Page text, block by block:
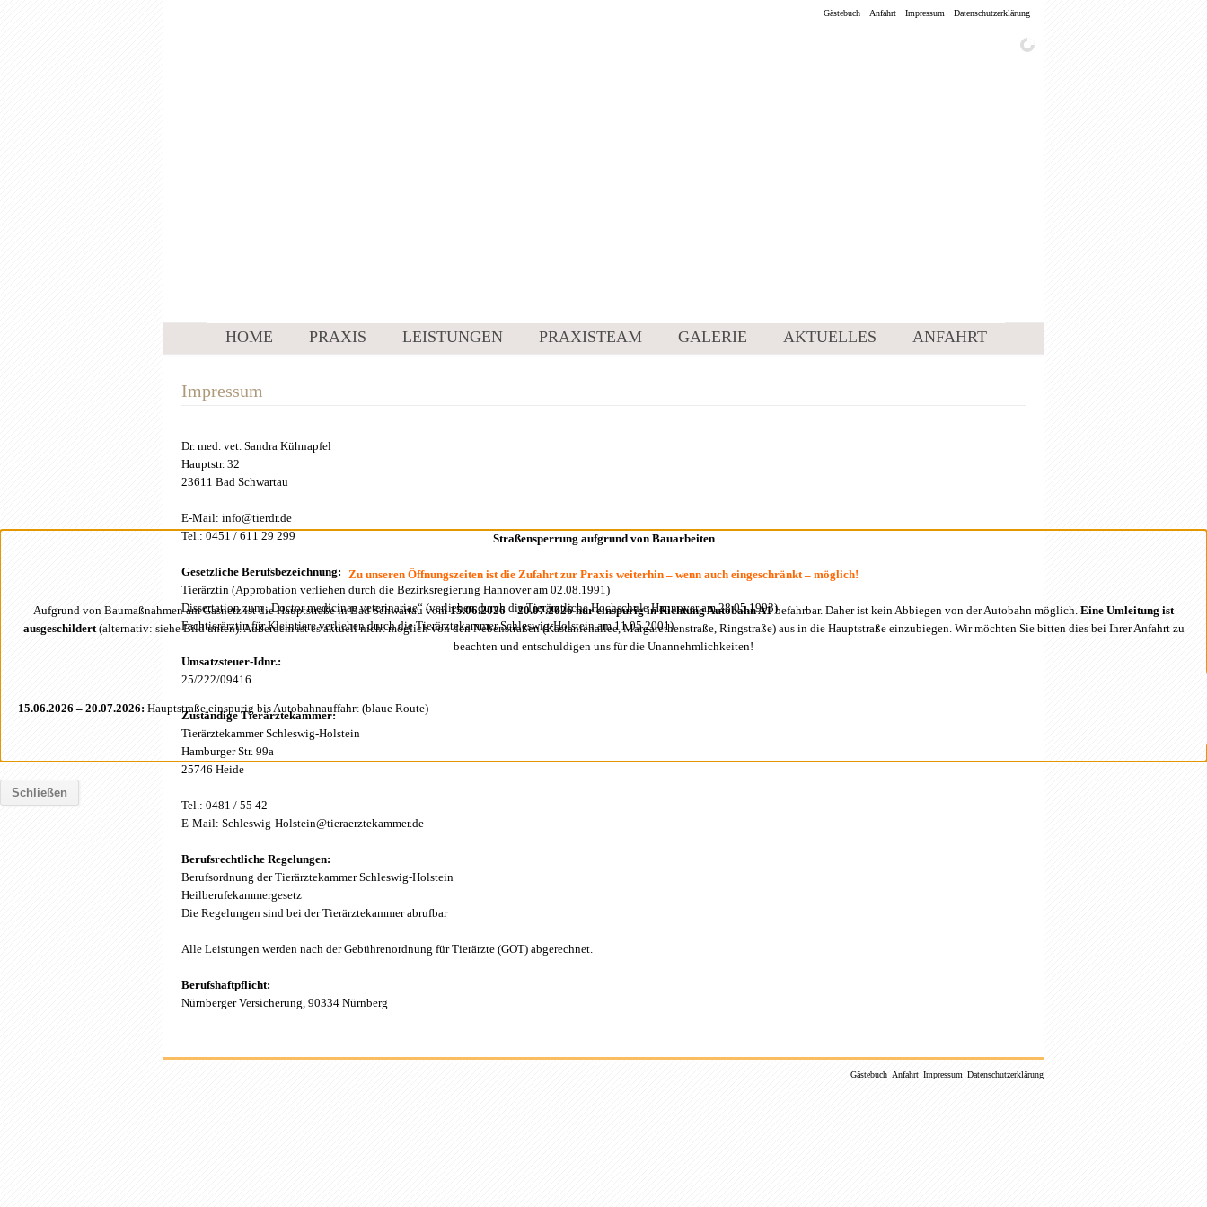
Gästebuch Anfahrt Impressum Datenschutzerklärung
HOME PRAXIS LEISTUNGEN PRAXISTEAM GALERIE AKTUELLES ANFAHRT
Impressum
Dr. med. vet. Sandra Kühnapfel
Hauptstr. 32
23611 Bad Schwartau
E-Mail: info@tierdr.de
Tel.: 0451 / 611 29 299
Gesetzliche Berufsbezeichnung:
Tierärztin (Approbation verliehen durch die Bezirksregierung Hannover am 02.08.1991)
Dissertation zum „Doctor medicinae veterinariae“ (verliehen durch die Tierärztliche Hochschule Hannover am 28.05.1993)
Fachtierärztin für Kleintiere verliehen durch die Tierärztekammer Schleswig-Holstein am 11.05.2001)
Umsatzsteuer-Idnr.:
25/222/09416
Zuständige Tierärztekammer:
Tierärztekammer Schleswig-Holstein
Hamburger Str. 99a
25746 Heide
Tel.: 0481 / 55 42
E-Mail: Schleswig-Holstein@tieraerztekammer.de
Berufsrechtliche Regelungen:
Berufsordnung der Tierärztekammer Schleswig-Holstein
Heilberufekammergesetz
Die Regelungen sind bei der Tierärztekammer abrufbar
Alle Leistungen werden nach der Gebührenordnung für Tierärzte (GOT) abgerechnet.
Berufshaftpflicht:
Nürnberger Versicherung, 90334 Nürnberg
Gästebuch Anfahrt Impressum Datenschutzerklärung
Straßensperrung aufgrund von Bauarbeiten
Zu unseren Öffnungszeiten ist die Zufahrt zur Praxis weiterhin – wenn auch eingeschränkt – möglich!
Aufgrund von Baumaßnahmen am Gasnetz ist die Hauptstraße in Bad Schwartau vom15.06.2026 – 20.07.2026 nur einspurig in Richtung Autobahn A1befahrbar. Daher ist kein Abbiegen von der Autobahn möglich. Eine Umleitung ist
ausgeschildert(alternativ: siehe Bild unten). Außerdem ist es aktuell nicht möglich von den Nebenstraßen (Kastanienallee, Margarethenstraße, Ringstraße) aus in die Hauptstraße einzubiegen. Wir möchten Sie bitten dies bei Ihrer Anfahrt zu
beachten und entschuldigen uns für die Unannehmlichkeiten!
15.06.2026 – 20.07.2026: Hauptstraße einspurig bis Autobahnauffahrt (blaue Route)
Schließen